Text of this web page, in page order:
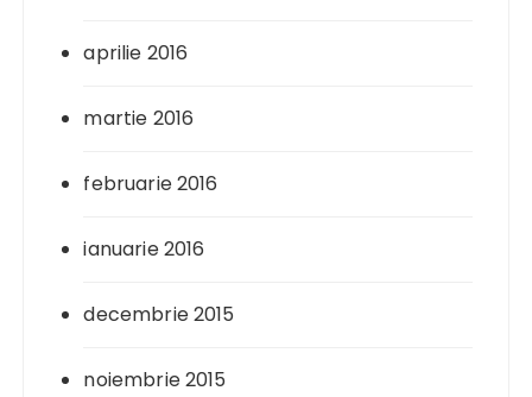
aprilie 2016
martie 2016
februarie 2016
ianuarie 2016
decembrie 2015
noiembrie 2015